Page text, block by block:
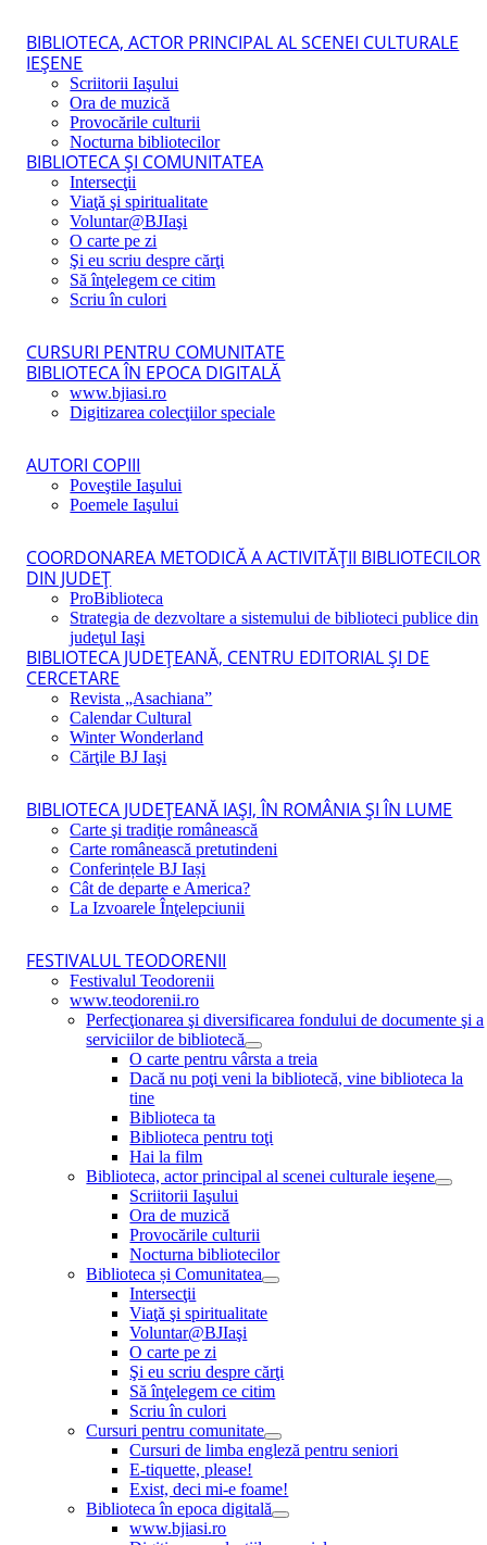
BIBLIOTECA, ACTOR PRINCIPAL AL SCENEI CULTURALE
IEŞENE
Scriitorii Iaşului
Ora de muzică
Provocările culturii
Nocturna bibliotecilor
BIBLIOTECA ŞI COMUNITATEA
Intersecţii
Viaţă şi spiritualitate
Voluntar@BJIaşi
O carte pe zi
Şi eu scriu despre cărţi
Să înţelegem ce citim
Scriu în culori
CURSURI PENTRU COMUNITATE
BIBLIOTECA ÎN EPOCA DIGITALĂ
www.bjiasi.ro
Digitizarea colecţiilor speciale
AUTORI COPIII
Poveştile Iaşului
Poemele Iaşului
COORDONAREA METODICĂ A ACTIVITĂŢII BIBLIOTECILOR
DIN JUDEŢ
ProBiblioteca
Strategia de dezvoltare a sistemului de biblioteci publice din
judeţul Iaşi
BIBLIOTECA JUDEŢEANĂ, CENTRU EDITORIAL ŞI DE
CERCETARE
Revista „Asachiana”
Calendar Cultural
Winter Wonderland
Cărţile BJ Iaşi
BIBLIOTECA JUDEŢEANĂ IAŞI, ÎN ROMÂNIA ŞI ÎN LUME
Carte şi tradiţie românească
Carte românească pretutindeni
Conferințele BJ Iași
Cât de departe e America?
La Izvoarele Înţelepciunii
FESTIVALUL TEODORENII
Festivalul Teodorenii
www.teodorenii.ro
Perfecţionarea şi diversificarea fondului de documente şi a
serviciilor de bibliotecă
O carte pentru vârsta a treia
Dacă nu poţi veni la bibliotecă, vine biblioteca la
tine
Biblioteca ta
Biblioteca pentru toţi
Hai la film
Biblioteca, actor principal al scenei culturale ieşene
Scriitorii Iaşului
Ora de muzică
Provocările culturii
Nocturna bibliotecilor
Biblioteca și Comunitatea
Intersecţii
Viaţă şi spiritualitate
Voluntar@BJIaşi
O carte pe zi
Şi eu scriu despre cărţi
Să înţelegem ce citim
Scriu în culori
Cursuri pentru comunitate
Cursuri de limba engleză pentru seniori
E-tiquette, please!
Exist, deci mi-e foame!
Biblioteca în epoca digitală
www.bjiasi.ro